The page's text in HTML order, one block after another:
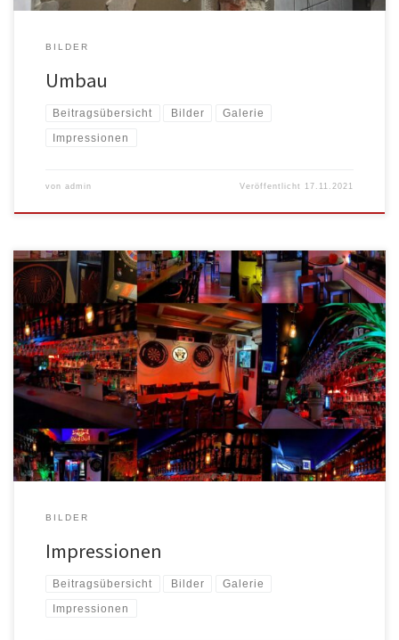
BILDER
Umbau
Beitragsübersicht Bilder Galerie
Impressionen
von admin Veröffentlicht 17.11.2021
BILDER
Impressionen
Beitragsübersicht Bilder Galerie
Impressionen